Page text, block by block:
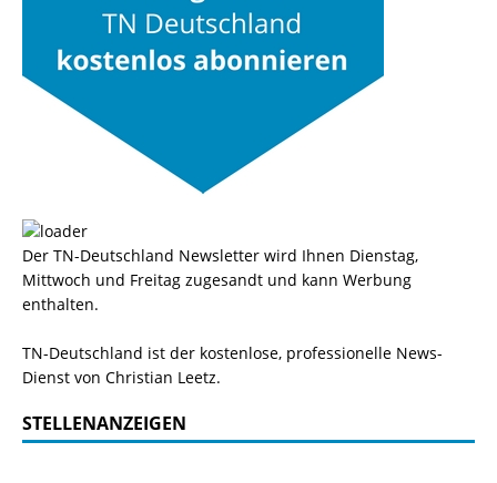
Der TN-Deutschland Newsletter wird Ihnen Dienstag,
Mittwoch und Freitag zugesandt und kann Werbung
enthalten.
TN-Deutschland ist der kostenlose, professionelle News-
Dienst von Christian Leetz.
STELLENANZEIGEN